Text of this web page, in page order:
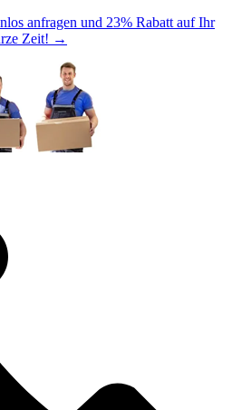
anfragen und 23% Rabatt auf Ihr
Zeit! →